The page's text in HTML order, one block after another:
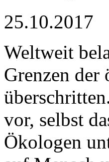
25.10.2017
Weltweit
Grenzen
vor, selbst
Ökologen